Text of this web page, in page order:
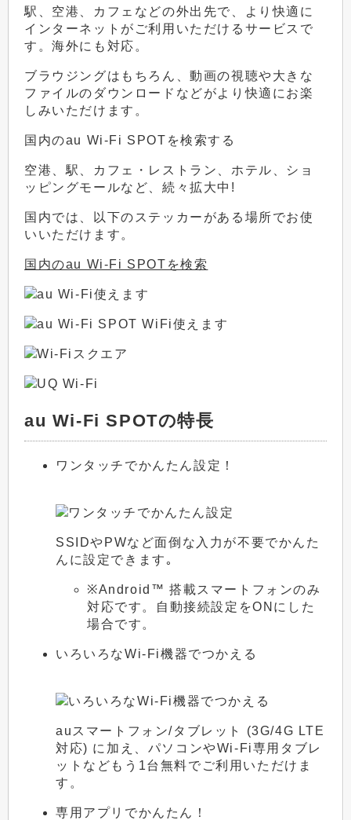
駅、空港、カフェなどの外出先で、より快適に
インターネットがご利用いただけるサービスで
す。海外にも対応。
ブラウジングはもちろん、動画の視聴や大きな
ファイルのダウンロードなどがより快適にお楽
しみいただけます。
国内のau Wi-Fi SPOTを検索する
空港、駅、カフェ・レストラン、ホテル、ショ
ッピングモールなど、続々拡大中!
国内では、以下のステッカーがある場所でお使
いいただけます。
国内のau Wi-Fi SPOTを検索
au Wi-Fi SPOTの特長
ワンタッチでかんたん設定！
SSIDやPWなど面倒な入力が不要でかんた
んに設定できます｡
※Android™ 搭載スマートフォンのみ
対応です。自動接続設定をONにした
場合です。
いろいろなWi-Fi機器でつかえる
auスマートフォン/タブレット (3G/4G LTE
対応) に加え、パソコンやWi-Fi専用タブレ
ットなどもう1台無料でご利用いただけま
す。
専用アプリでかんたん！